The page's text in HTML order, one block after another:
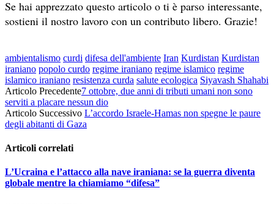
Se hai apprezzato questo articolo o ti è parso interessante,
sostieni il nostro lavoro con un contributo libero. Grazie!
ambientalismo curdi difesa dell'ambiente Iran Kurdistan Kurdistan
iraniano popolo curdo regime iraniano regime islamico regime
islamico iraniano resistenza curda salute ecologica Siyavash Shahabi
Articolo Precedente7 ottobre, due anni di tributi umani non sono
serviti a placare nessun dio
Articolo Successivo L’accordo Israele-Hamas non spegne le paure
degli abitanti di Gaza
Articoli correlati
L’Ucraina e l’attacco alla nave iraniana: se la guerra diventa
globale mentre la chiamiamo “difesa”